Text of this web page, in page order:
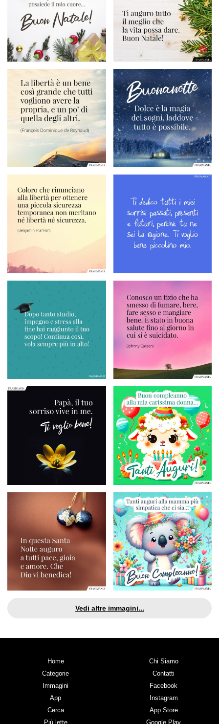
Vedi altre immagini...
Home
Categorie
Immagini
App
Cerca
Più lette
Chi Siamo
Contatti
Facebook
Instagram
App Store
Google Play